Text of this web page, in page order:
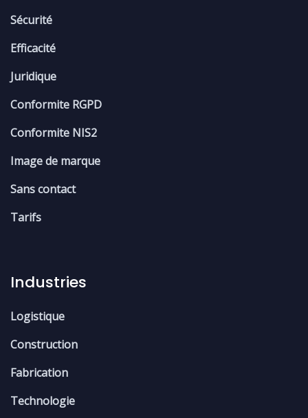
Sécurité
Efficacité
Juridique
Conformite RGPD
Conformite NIS2
Image de marque
Sans contact
Tarifs
Industries
Logistique
Construction
Fabrication
Technologie